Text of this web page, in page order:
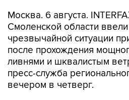
Москва. 6 августа.
Смоленской области
чрезвычайной ситуации
после прохождения
ливнями и шквалистым
пресс-служба
вечером в четверг.